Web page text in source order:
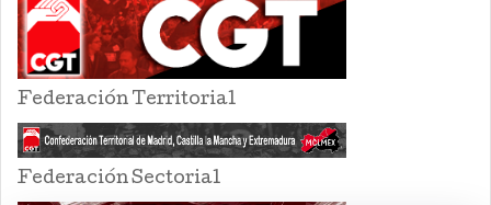
Federación Territorial
Federación Sectorial